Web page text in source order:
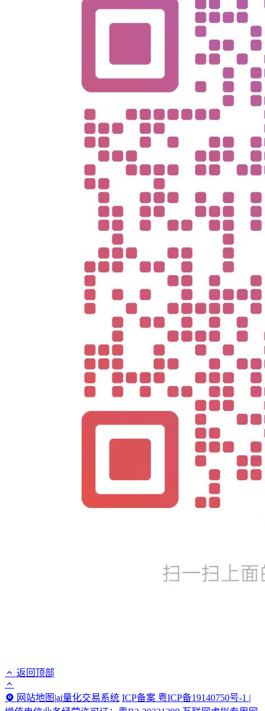
返回顶部
网站地图 |ai量化交易系统 ICP备案 粤ICP备19140750号-1 |